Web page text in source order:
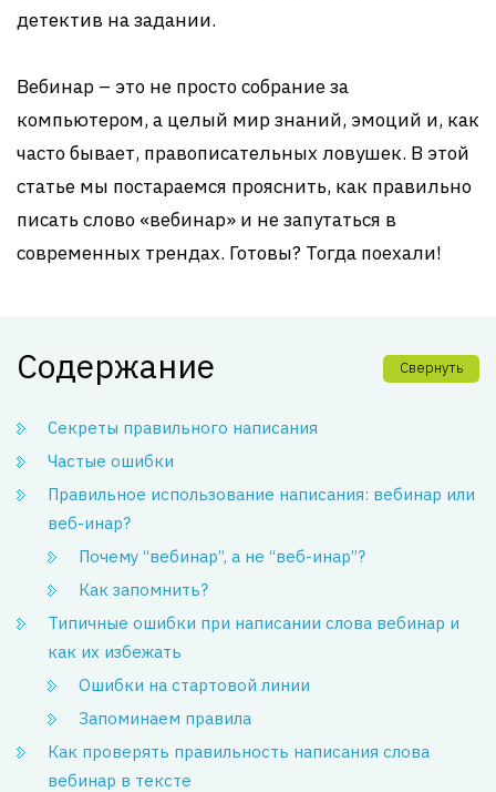
детектив на задании.
Вебинар – это не просто собрание за
компьютером, а целый мир знаний, эмоций и, как
часто бывает, правописательных ловушек. В этой
статье мы постараемся прояснить, как правильно
писать слово «вебинар» и не запутаться в
современных трендах. Готовы? Тогда поехали!
Содержание Свернуть
Секреты правильного написания
Частые ошибки
Правильное использование написания: вебинар или
веб-инар?
Почему “вебинар”, а не “веб-инар”?
Как запомнить?
Типичные ошибки при написании слова вебинар и
как их избежать
Ошибки на стартовой линии
Запоминаем правила
Как проверять правильность написания слова
вебинар в тексте